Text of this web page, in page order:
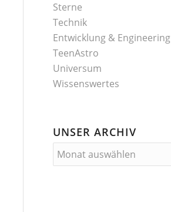
Sterne
Technik
Entwicklung & Engineering
TeenAstro
Universum
Wissenswertes
UNSER ARCHIV